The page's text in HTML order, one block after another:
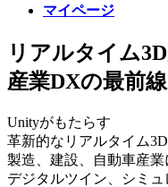
マイページ
リアルタイム
産業DXの最前線
Unityがもたらす
革新的なリアルタイム
製造、建設、自動車産業
デジタルツイン、シミ